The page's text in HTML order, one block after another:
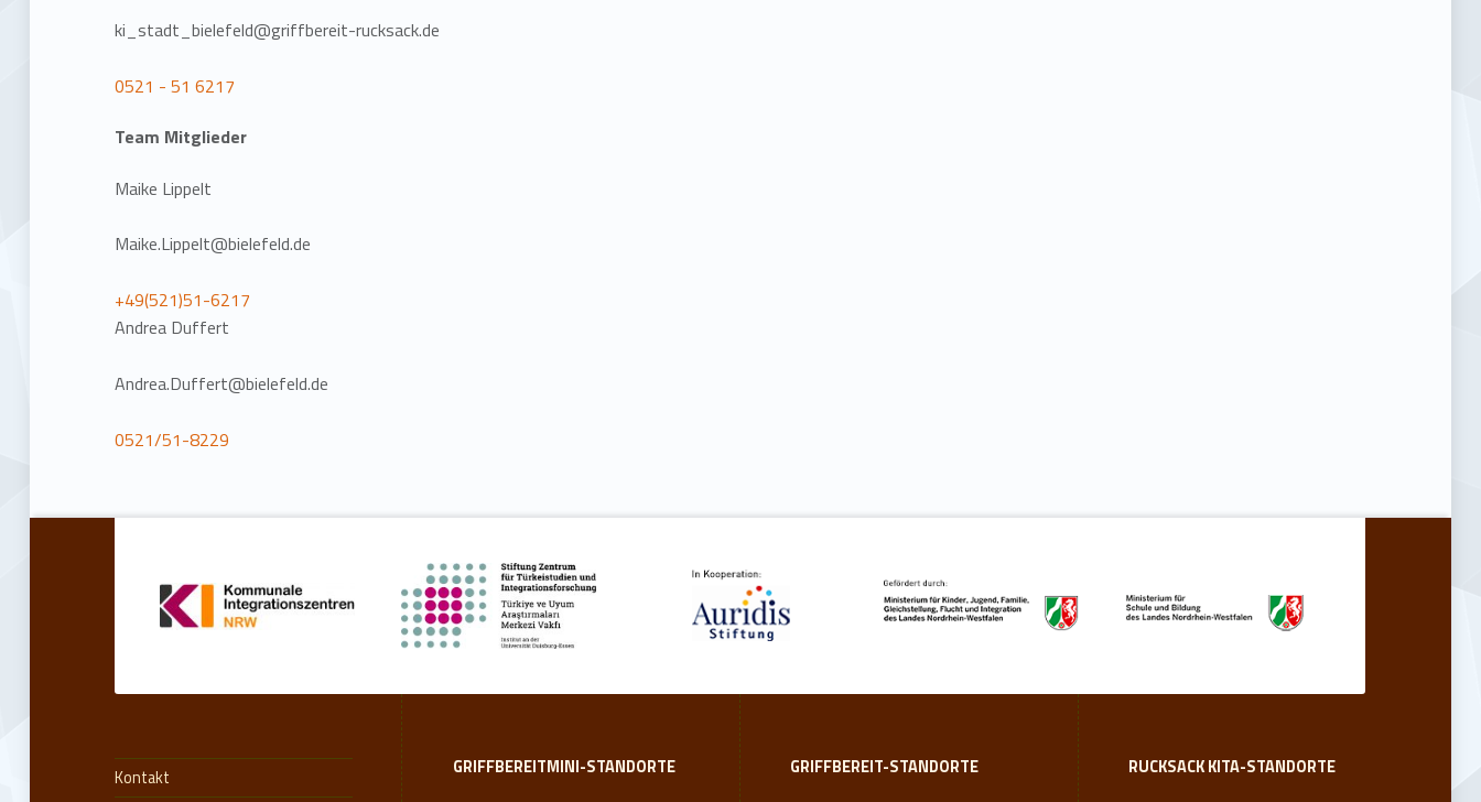
ki_stadt_bielefeld@griffbereit-rucksack.de
0521 - 51 6217
Team Mitglieder
Maike Lippelt
Maike.Lippelt@bielefeld.de
+49(521)51-6217
Andrea Duffert
Andrea.Duffert@bielefeld.de
0521/51-8229
Kontakt
GRIFFBEREITMINI-STANDORTE GRIFFBEREIT-STANDORTE RUCKSACK KITA-STANDORTE